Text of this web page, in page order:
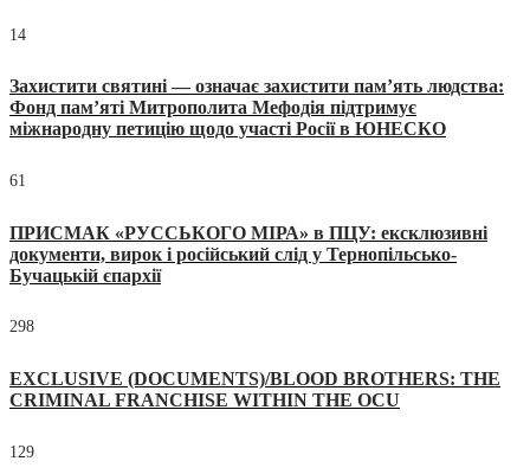
14
Захистити святині — означає захистити пам’ять людства:
Фонд пам’яті Митрополита Мефодія підтримує
міжнародну петицію щодо участі Росії в ЮНЕСКО
61
ПРИСМАК «РУССЬКОГО МІРА» в ПЦУ: ексклюзивні
документи, вирок і російський слід у Тернопільсько-
Бучацькій єпархії
298
EXCLUSIVE (DOCUMENTS)/BLOOD BROTHERS: THE
CRIMINAL FRANCHISE WITHIN THE OCU
129